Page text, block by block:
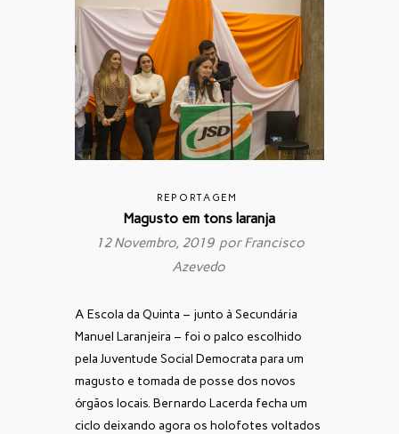
REPORTAGEM
Magusto em tons laranja
12 Novembro, 2019 porFrancisco
Azevedo
A Escola da Quinta – junto à Secundária
Manuel Laranjeira – foi o palco escolhido
pela Juventude Social Democrata para um
magusto e tomada de posse dos novos
órgãos locais. Bernardo Lacerda fecha um
ciclo deixando agora os holofotes voltados